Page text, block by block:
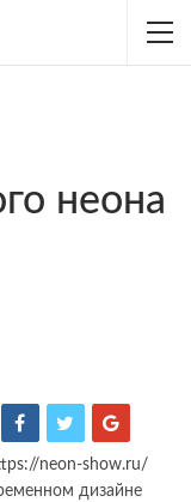
неона
neon-show.ru/
дизайне